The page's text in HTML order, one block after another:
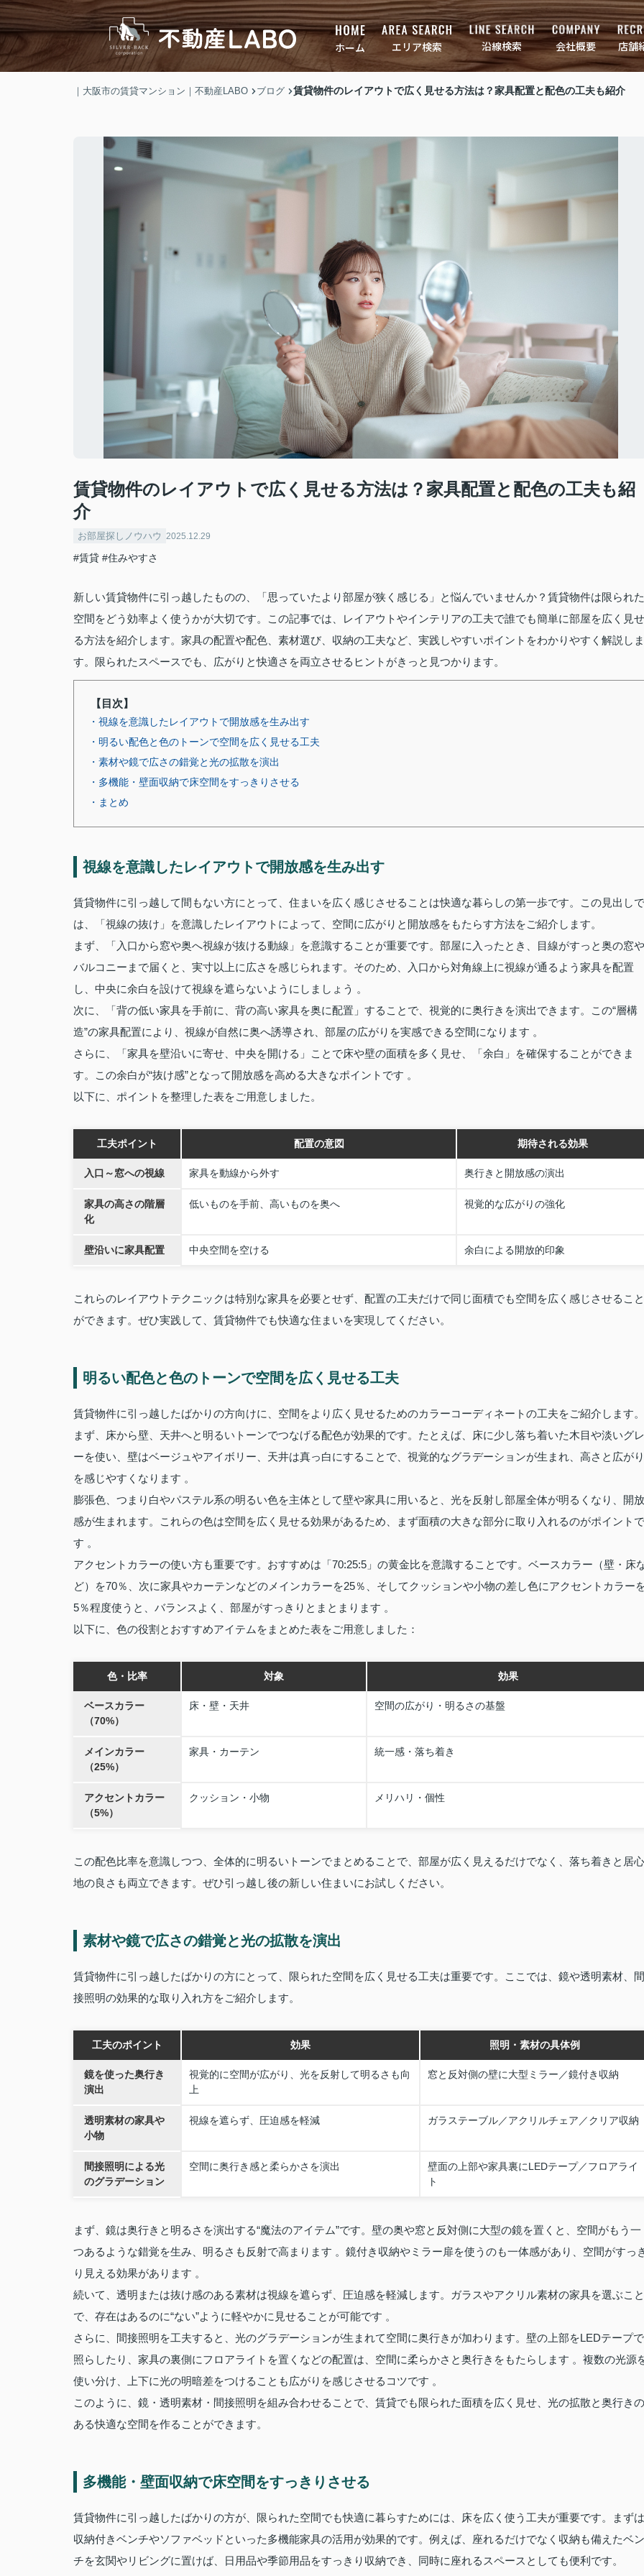
ホーム エリア検索 沿線検索 会社概要 店舗
｜大阪市の賃貸マンション｜不動産LABO ブログ 賃貸物件のレイアウトで広く見せる方法は？家具配置と配色の工夫も紹介
賃貸物件のレイアウトで広く見せる方法は？家具配置と配色の工夫も紹
介
お部屋探しノウハウ 2025.12.29
#賃貸 #住みやすさ
新しい賃貸物件に引っ越したものの、「思っていたより部屋が狭く感じる」と悩んでいませんか？賃貸物件は限られた
空間をどう効率よく使うかが大切です。この記事では、レイアウトやインテリアの工夫で誰でも簡単に部屋を広く見せ
る方法を紹介します。家具の配置や配色、素材選び、収納の工夫など、実践しやすいポイントをわかりやすく解説しま
す。限られたスペースでも、広がりと快適さを両立させるヒントがきっと見つかります。
【目次】
・視線を意識したレイアウトで開放感を生み出す
・明るい配色と色のトーンで空間を広く見せる工夫
・素材や鏡で広さの錯覚と光の拡散を演出
・多機能・壁面収納で床空間をすっきりさせる
・まとめ
視線を意識したレイアウトで開放感を生み出す
賃貸物件に引っ越して間もない方にとって、住まいを広く感じさせることは快適な暮らしの第一歩です。この見出しで
は、「視線の抜け」を意識したレイアウトによって、空間に広がりと開放感をもたらす方法をご紹介します。
まず、「入口から窓や奥へ視線が抜ける動線」を意識することが重要です。部屋に入ったとき、目線がすっと奥の窓や
バルコニーまで届くと、実寸以上に広さを感じられます。そのため、入口から対角線上に視線が通るよう家具を配置
し、中央に余白を設けて視線を遮らないようにしましょう 。
次に、「背の低い家具を手前に、背の高い家具を奥に配置」することで、視覚的に奥行きを演出できます。この“層構
造”の家具配置により、視線が自然に奥へ誘導され、部屋の広がりを実感できる空間になります 。
さらに、「家具を壁沿いに寄せ、中央を開ける」ことで床や壁の面積を多く見せ、「余白」を確保することができま
す。この余白が“抜け感”となって開放感を高める大きなポイントです 。
以下に、ポイントを整理した表をご用意しました。
工夫ポイント 配置の意図 期待される効果
入口～窓への視線 家具を動線から外す 奥行きと開放感の演出
家具の高さの階層
化
低いものを手前、高いものを奥へ 視覚的な広がりの強化
壁沿いに家具配置 中央空間を空ける 余白による開放的印象
これらのレイアウトテクニックは特別な家具を必要とせず、配置の工夫だけで同じ面積でも空間を広く感じさせること
ができます。ぜひ実践して、賃貸物件でも快適な住まいを実現してください。
明るい配色と色のトーンで空間を広く見せる工夫
賃貸物件に引っ越したばかりの方向けに、空間をより広く見せるためのカラーコーディネートの工夫をご紹介します。
まず、床から壁、天井へと明るいトーンでつなげる配色が効果的です。たとえば、床に少し落ち着いた木目や淡いグレ
ーを使い、壁はベージュやアイボリー、天井は真っ白にすることで、視覚的なグラデーションが生まれ、高さと広がり
を感じやすくなります 。
膨張色、つまり白やパステル系の明るい色を主体として壁や家具に用いると、光を反射し部屋全体が明るくなり、開放
感が生まれます。これらの色は空間を広く見せる効果があるため、まず面積の大きな部分に取り入れるのがポイントで
す 。
アクセントカラーの使い方も重要です。おすすめは「70:25:5」の黄金比を意識することです。ベースカラー（壁・床
ど）を70％、次に家具やカーテンなどのメインカラーを25％、そしてクッションや小物の差し色にアクセントカラー
5％程度使うと、バランスよく、部屋がすっきりとまとまります 。
以下に、色の役割とおすすめアイテムをまとめた表をご用意しました：
色・比率 対象 効果
ベースカラー
（70%）
床・壁・天井 空間の広がり・明るさの基盤
メインカラー
（25%）
家具・カーテン 統一感・落ち着き
アクセントカラー
（5%）
クッション・小物 メリハリ・個性
この配色比率を意識しつつ、全体的に明るいトーンでまとめることで、部屋が広く見えるだけでなく、落ち着きと居心
地の良さも両立できます。ぜひ引っ越し後の新しい住まいにお試しください。
素材や鏡で広さの錯覚と光の拡散を演出
賃貸物件に引っ越したばかりの方にとって、限られた空間を広く見せる工夫は重要です。ここでは、鏡や透明素材、間
接照明の効果的な取り入れ方をご紹介します。
工夫のポイント 効果 照明・素材の具体例
鏡を使った奥行き
演出
視覚的に空間が広がり、光を反射して明るさも向
上
窓と反対側の壁に大型ミラー／鏡付き収納
透明素材の家具や
小物
視線を遮らず、圧迫感を軽減 ガラステーブル／アクリルチェア／クリア収納
間接照明による光
のグラデーション
空間に奥行き感と柔らかさを演出
壁面の上部や家具裏にLEDテープ／フロアライ
ト
まず、鏡は奥行きと明るさを演出する“魔法のアイテム”です。壁の奥や窓と反対側に大型の鏡を置くと、空間がもう一
つあるような錯覚を生み、明るさも反射で高まります 。鏡付き収納やミラー扉を使うのも一体感があり、空間がすっ
り見える効果があります 。
続いて、透明または抜け感のある素材は視線を遮らず、圧迫感を軽減します。ガラスやアクリル素材の家具を選ぶこと
で、存在はあるのに“ない”ように軽やかに見せることが可能です 。
さらに、間接照明を工夫すると、光のグラデーションが生まれて空間に奥行きが加わります。壁の上部をLEDテープで
照らしたり、家具の裏側にフロアライトを置くなどの配置は、空間に柔らかさと奥行きをもたらします 。複数の光源
使い分け、上下に光の明暗差をつけることも広がりを感じさせるコツです 。
このように、鏡・透明素材・間接照明を組み合わせることで、賃貸でも限られた面積を広く見せ、光の拡散と奥行きの
ある快適な空間を作ることができます。
多機能・壁面収納で床空間をすっきりさせる
賃貸物件に引っ越したばかりの方が、限られた空間でも快適に暮らすためには、床を広く使う工夫が重要です。まずは
収納付きベンチやソファベッドといった多機能家具の活用が効果的です。例えば、座れるだけでなく収納も備えたベン
チを玄関やリビングに置けば、日用品や季節用品をすっきり収納でき、同時に座れるスペースとしても便利です。